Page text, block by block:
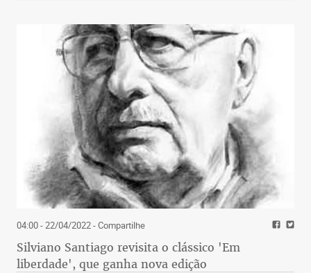
04:00 - 22/04/2022- Compartilhe
Silviano Santiago revisita o clássico 'Em
liberdade', que ganha nova edição